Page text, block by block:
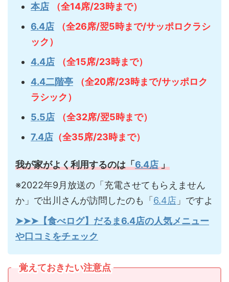
本店
（全14席/23時まで）
6.4店
（全26席/翌5時まで/サッポロクラシ
ック）
4.4店
（全15席/23時まで）
4.4二階亭
（全20席/23時まで/サッポロク
ラシック）
5.5店
（全32席/翌5時まで）
7.4店 （全35席/23時まで）
我が家がよく利用するのは「6.4店」
※2022年9月放送の「充電させてもらえません
か」で出川さんが訪問したのも「 6.4店 」ですよ
➤➤➤【食べログ】だるま6.4店の人気メニュー
や口コミをチェック
覚えておきたい注意点